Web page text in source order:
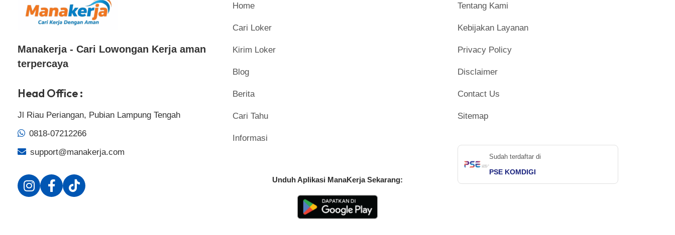
Manakerja - Cari Lowongan Kerja aman
terpercaya
Head Office :
Jl Riau Periangan, Pubian Lampung Tengah
0818-07212266
support@manakerja.com
Home
Cari Loker
Kirim Loker
Blog
Berita
Cari Tahu
Informasi
Unduh Aplikasi ManaKerja Sekarang:
Tentang Kami
Kebijakan Layanan
Privacy Policy
Disclaimer
Contact Us
Sitemap
Sudah terdaftar di
PSE KOMDIGI